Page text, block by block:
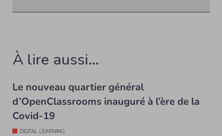
À lire aussi…
Le nouveau quartier général
d’OpenClassrooms inauguré à l’ère de la
Covid-19
DIGITAL LEARNING